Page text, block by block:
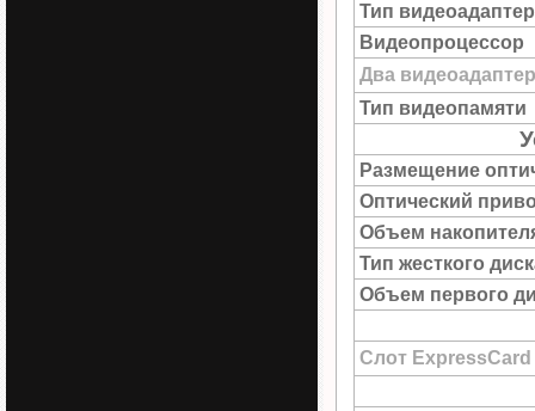
Тип
Видеопроцессор
Два
Тип видеопамяти
Размещение
Оптический
Объем
Тип жесткого
Объем первого
Слот ExpressCard